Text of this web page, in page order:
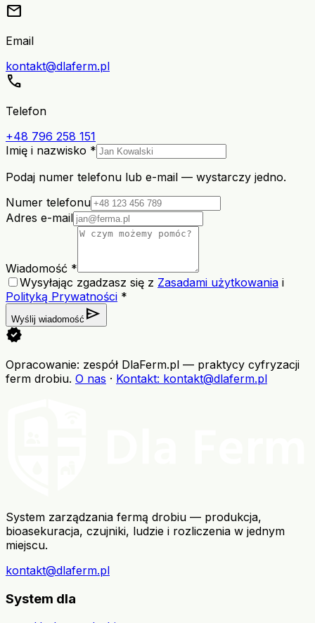
mail
Email
kontakt@dlaferm.pl
call
Telefon
+48 796 258 151
Imię i nazwisko *
Podaj numer telefonu lub e-mail — wystarczy jedno.
Numer telefonu
Adres e-mail
Wiadomość *
Wysyłając zgadzasz się z Zasadami użytkowania i
Polityką Prywatności *
Wyślij wiadomość send
verified
Opracowanie: zespół DlaFerm.pl — praktycy cyfryzacji
ferm drobiu. O nas · Kontakt: kontakt@dlaferm.pl
System zarządzania fermą drobiu — produkcja,
bioasekuracja, czujniki, ludzie i rozliczenia w jednym
miejscu.
kontakt@dlaferm.pl
System dla